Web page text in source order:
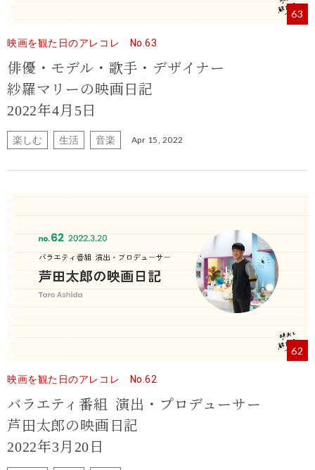
63
映画を観た日のアレコレ No.63
俳優・モデル・歌手・デザイナー
紗羅マリーの映画日記
2022年4月5日
楽しむ 生活 音楽 Apr 15, 2022
62
映画を観た日のアレコレ No.62
バラエティ番組 演出・プロデューサー
芦田太郎の映画日記
2022年3月20日